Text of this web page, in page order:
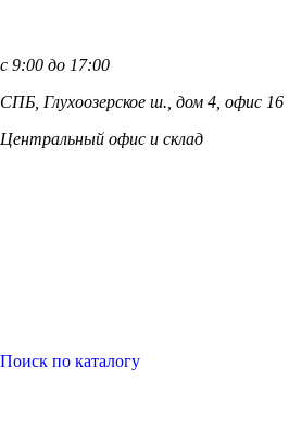
с 9:00 до 17:00
СПБ, Глухоозерское ш., дом 4, офис 16
Центральный офис и склад
Поиск по каталогу